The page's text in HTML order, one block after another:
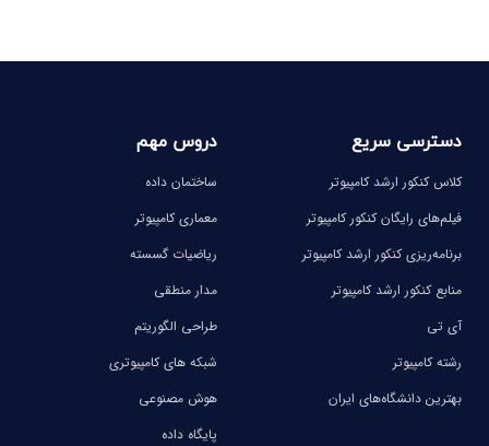
دسترسی سریع
کلاس کنکور ارشد کامپیوتر
فیلم‌های رایگان کنکور کامپیوتر
برنامه‌ریزی کنکور ارشد کامپیوتر
منابع کنکور ارشد کامپیوتر
آی تی
رشته کامپیوتر
بهترین دانشگاه‌های ایران
دروس مهم
ساختمان داده
معماری کامپیوتر
ریاضیات گسسته
مدار منطقی
طراحی الگوریتم
شبکه های کامپیوتری
هوش مصنوعی
پایگاه داده